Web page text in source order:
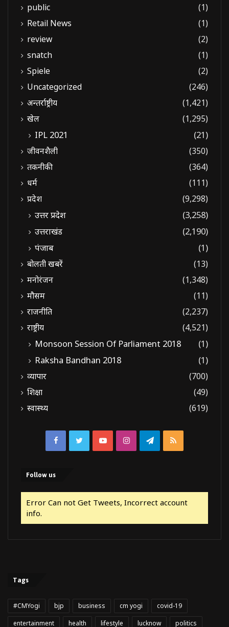
public
(1)
Retail News
(1)
review
(2)
snatch
(1)
Spiele
(2)
Uncategorized
(246)
अन्तर्राष्ट्रीय
(1,421)
खेल
(1,295)
IPL 2021 (21)
जीवनशैली
(350)
तकनीकी
(364)
धर्म
(111)
प्रदेश
(9,298)
उत्तर प्रदेश
(3,258)
उत्तराखंड
(2,190)
पंजाब
(1)
बोलती खबरें
(13)
मनोरंजन
(1,348)
मौसम
(11)
राजनीति
(2,237)
राष्ट्रीय
(4,521)
Monsoon Session Of Parliament 2018
(1)
Raksha Bandhan 2018
(1)
व्यापार
(700)
शिक्षा
(49)
स्वास्थ्य
(619)
FacebookTwitterYouTubeInstagramTelegram
RSS
Follow us
Error Can not Get Tweets, Incorrect account
info.
Tags
#CMYogi bjp business cm yogi
covid-19
entertainment
health lifestyle lucknow politics